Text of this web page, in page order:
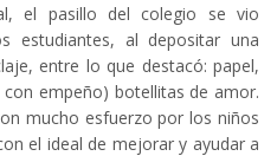
el pasillo del colegio se vio
estudiantes, al depositar una
entre lo que destacó: papel,
empeño) botellitas de amor.
mucho esfuerzo por los niños
el ideal de mejorar y ayudar a